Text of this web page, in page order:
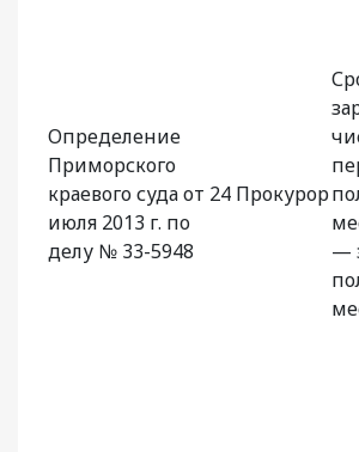
Определение
Приморского
краевого суда от 24
июля 2013 г. по
делу № 33-5948
Прокурор
—